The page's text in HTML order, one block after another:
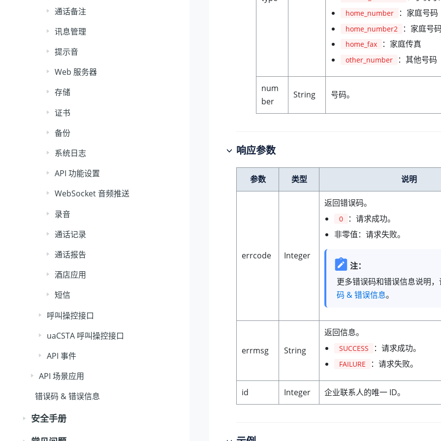
通话备注
讯息管理
提示音
Web 服务器
存储
证书
备份
系统日志
API 功能设置
WebSocket 音频推送
录音
通话记录
通话报告
酒店应用
短信
呼叫操控接口
uaCSTA 呼叫操控接口
API 事件
API 场景应用
错误码 & 错误信息
安全手册
home_number ：家庭号码
home_number2 ：家庭号
home_fax ：家庭传真
other_number ：其他号码
num
ber
String 号码。
响应参数
参数 类型 说明
errcode Integer
返回错误码。
0
：请求成功。
非零值：请求失败。
注：
更多错误码和错误信息说明
码 & 错误信息。
errmsg String
返回信息。
SUCCESS ：请求成功。
FAILURE ：请求失败。
id Integer 企业联系人的唯一 ID。